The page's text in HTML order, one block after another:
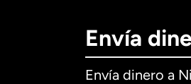
Envía
Envía dinero a